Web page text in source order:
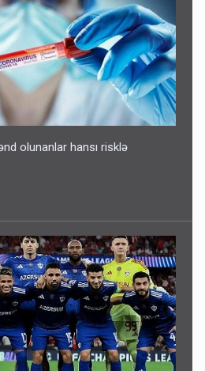
olunanlar hansı risklə